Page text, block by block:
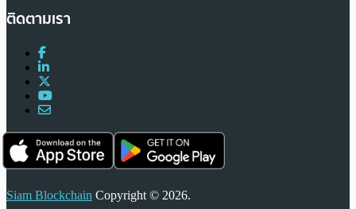
ติดตามเรา
Siam Blockchain Copyright © 2026.